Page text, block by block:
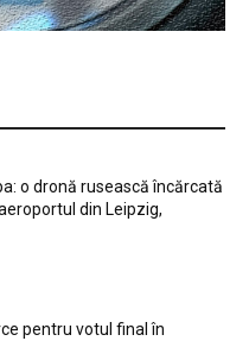
o dronă rusească încărcată
din Leipzig,
pentru votul final în